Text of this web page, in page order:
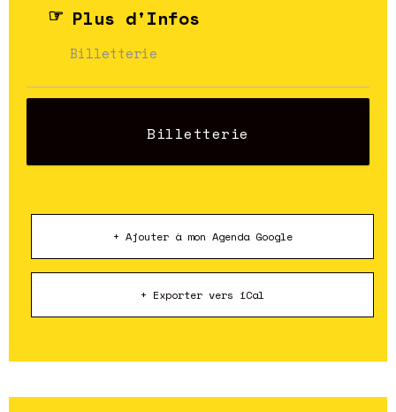
Plus d'Infos
Billetterie
Billetterie
+ Ajouter à mon Agenda Google
+ Exporter vers iCal